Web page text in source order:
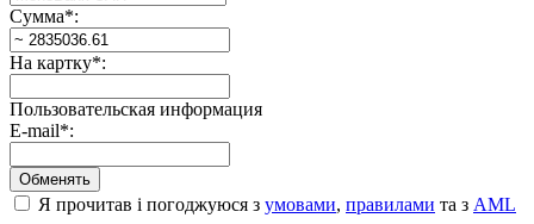
Сумма*:
На картку*:
Пользовательская информация
E-mail*:
Я прочитав і погоджуюся з умовами, правилами та з AML